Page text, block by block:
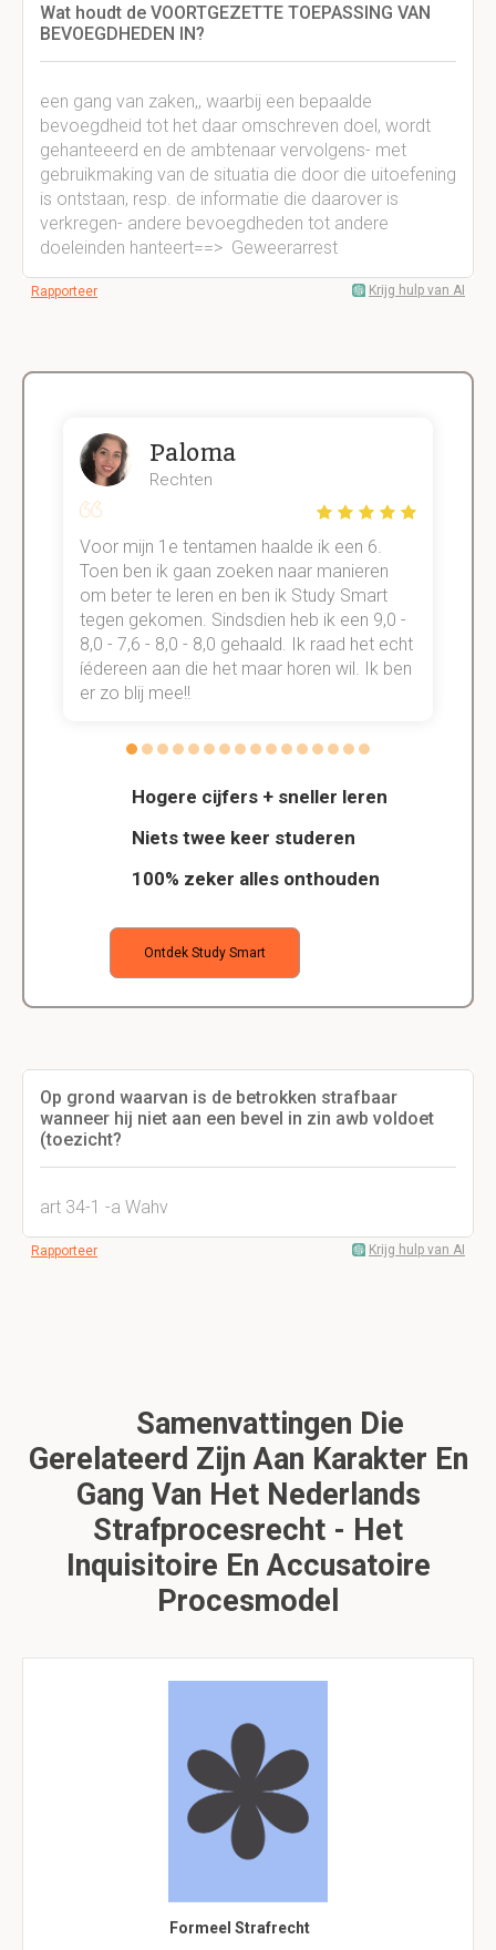
Wat houdt de VOORTGEZETTE TOEPASSING VAN
BEVOEGDHEDEN IN?
een gang van zaken,, waarbij een bepaalde
bevoegdheid tot het daar omschreven doel, wordt
gehanteeerd en de ambtenaar vervolgens- met
gebruikmaking van de situatia die door die uitoefening
is ontstaan, resp. de informatie die daarover is
verkregen- andere bevoegdheden tot andere
doeleinden hanteert==> Geweerarrest
Rapporteer Krijg hulp van AI
Hogere cijfers + sneller leren
Niets twee keer studeren
100% zeker alles onthouden
Ontdek Study Smart
Paloma
Rechten
Voor mijn 1e tentamen haalde ik een 6.
Toen ben ik gaan zoeken naar manieren
om beter te leren en ben ik Study Smart
tegen gekomen. Sindsdien heb ik een 9,0 -
8,0 - 7,6 - 8,0 - 8,0 gehaald. Ik raad het echt
íédereen aan die het maar horen wil. Ik ben
er zo blij mee!!
Op grond waarvan is de betrokken strafbaar
wanneer hij niet aan een bevel in zin awb voldoet
(toezicht?
art 34-1 -a Wahv
Rapporteer Krijg hulp van AI
Samenvattingen Die
Gerelateerd Zijn Aan Karakter En
Gang Van Het Nederlands
Strafprocesrecht - Het
Inquisitoire En Accusatoire
Procesmodel
Formeel Strafrecht